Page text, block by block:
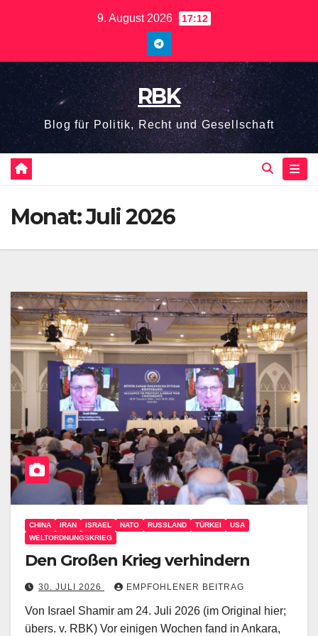
9. August 2026 17:12
RBK
Blog für Politik, Recht und Gesellschaft
Monat:Juli 2026
CHINA IRAN ISRAEL NATO RUSSLAND TÜRKEI
USA
WELTORDNUNGSKRIEG
Den Großen Krieg verhindern
30. JULI 2026 EMPFOHLENER BEITRAG
Von Israel Shamir am 24. Juli 2026 (im Original hier;
übers. v. RBK) Vor einigen Wochen fand in Ankara,